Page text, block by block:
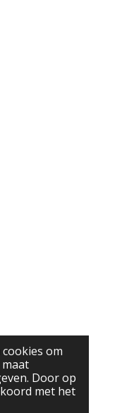
om
Door op
met het